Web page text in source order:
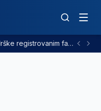
ZDK odobrio 2,38 miliona KM podrške registrovanim farmama goveda